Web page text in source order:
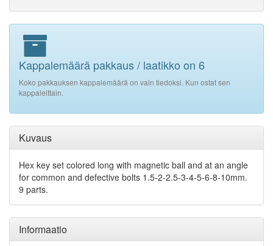
Kappalemäärä pakkaus / laatikko on 6
Koko pakkauksen kappalemäärä on vain tiedoksi. Kun ostat sen
kappaleittain.
Kuvaus
Hex key set colored long with magnetic ball and at an angle
for common and defective bolts 1.5-2-2.5-3-4-5-6-8-10mm.
9 parts.
Informaatio